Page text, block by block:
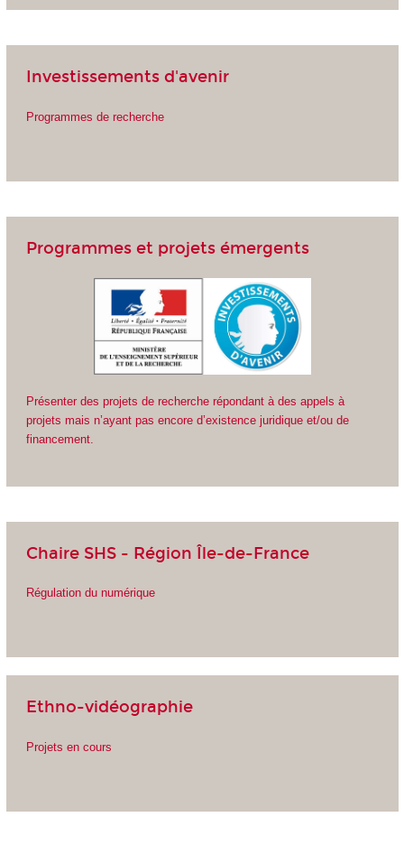
Investissements d'avenir
Programmes de recherche
Programmes et projets émergents
Présenter des projets de recherche répondant à des appels à
projets mais n’ayant pas encore d’existence juridique et/ou de
financement.
Chaire SHS - Région Île-de-France
Régulation du numérique
Ethno-vidéographie
Projets en cours